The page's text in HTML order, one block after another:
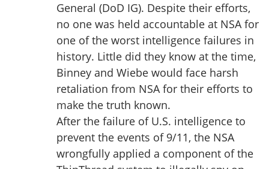
General (DoD IG). Despite their efforts,
no one was held accountable at NSA for
one of the worst intelligence failures in
history. Little did they know at the time,
Binney and Wiebe would face harsh
retaliation from NSA for their efforts to
make the truth known.
After the failure of U.S. intelligence to
prevent the events of 9/11, the NSA
wrongfully applied a component of the